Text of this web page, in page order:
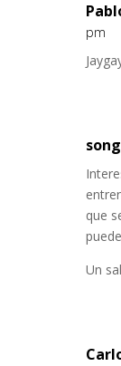
pm
que
Un